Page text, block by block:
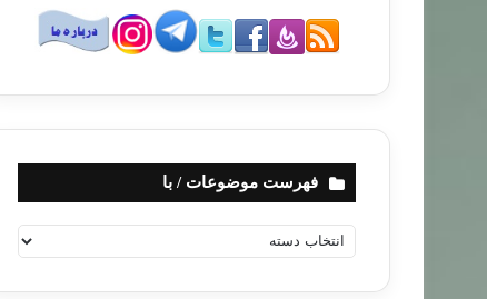
فهرست موضوعات / با
ه